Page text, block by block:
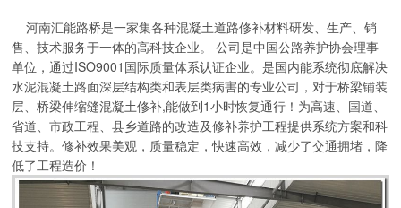
河南汇能路桥是一家集各种混凝土道路修补材料研发、生产、销
售、技术服务于一体的高科技企业。 公司是中国公路养护协会理事
单位，通过ISO9001国际质量体系认证企业。是国内能系统彻底解决
水泥混凝土路面深层结构类和表层类病害的专业公司，对于桥梁铺装
层、桥梁伸缩缝混凝土修补,能做到1小时恢复通行！为高速、国道、
省道、市政工程、县乡道路的改造及修补养护工程提供系统方案和科
技支持。修补效果美观，质量稳定，快速高效，减少了交通拥堵，降
低了工程造价！